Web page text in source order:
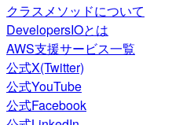
クラスメソッドについて
DevelopersIOとは
AWS支援サービス一覧
公式X(Twitter)
公式YouTube
公式Facebook